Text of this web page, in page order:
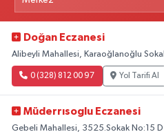
Doğan Eczanesi
Alibeyli Mahallesi, Karaoğlanoğlu
0 (328) 812 00 97 Yol Tarifi Al
Müderrısoglu Eczanesi
Gebeli Mahallesi, 3525.Sokak No:15